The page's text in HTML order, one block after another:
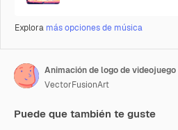
Explora más opciones de música
Animación de logo de
VectorFusionArt
Puede que también te guste